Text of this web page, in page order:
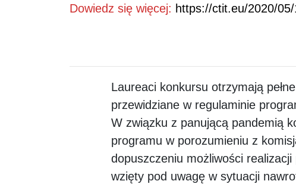
Dowiedz się więcej: https://ctit.eu/2020/
Laureaci konkursu otrzymają
przewidziane w regulaminie
W związku z panującą pandemią
programu w porozumieniu z
dopuszczeniu możliwości
wzięty pod uwagę w sytuacji